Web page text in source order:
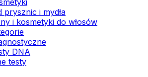
prysznic i mydła
i kosmetyki do włosów
DNA
testy